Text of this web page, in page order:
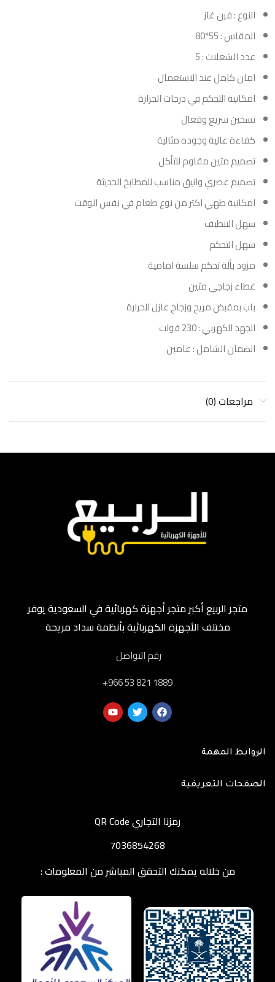
النوع : فرن غاز
المقاس : 55*80
عدد الشعلات : 5
امان كامل عند الاستعمال
امكانية التحكم في درجات الحرارة
تسخين سريع وفعال
كفاءة عالية وجوده مثالية
تصميم متين مقاوم للتأكل
تصميم عصري وانيق مناسب للمطابخ الحديثة
امكانية طهي اكثر من نوع طعام في نفس الوقت
سهل التنظيف
سهل التحكم
مزود بألة تحكم سلسة امامية
غطاء زجاجي متين
باب بمقبض مريح وزجاج عازل للحرارة
الجهد الكهربي : 230 فولت
الضمان الشامل : عامين
مراجعات (0)
متجر الربيع أكبر متجر أجهزة كهربائية في السعودية يوفر
مختلف الأجهزة الكهربائية بأنظمة سداد مريحة
رقم التواصل
‎+966 53 821 1889
الروابط المهمة
الصفحات التعريفية
رمزنا التجاري QR Code
7036854268
من خلاله يمكنك التحقق المباشر من المعلومات :